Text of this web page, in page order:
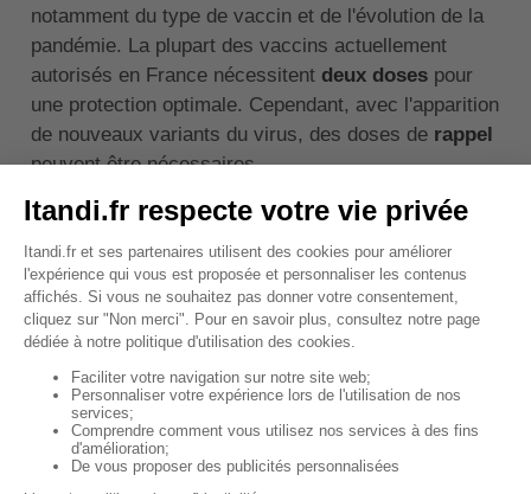
notamment du type de vaccin et de l'évolution de la
pandémie. La plupart des vaccins actuellement
autorisés en France nécessitent deux dosespour
une protection optimale. Cependant, avec l'apparition
de nouveaux variants du virus, des doses de rappel
peuvent être nécessaires.
À l'heure actuelle, les autorités sanitaires étudient la
nécessité d'unetroisième dose, ou dose de rappel,
pour certaines populations, notamment les
personnes âgées ou immunodéprimées. Il est donc
recommandé de suivre les directives des autorités
vaccination.
↑ Sommaire